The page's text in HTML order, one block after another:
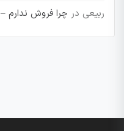
ربیعی در چرا فروش ندارم – 7 دلیل اصلی که مشتری ندارید